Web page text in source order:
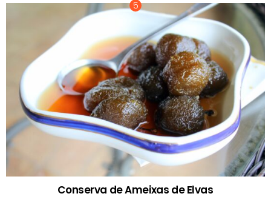
Conserva de Ameixas de Elvas